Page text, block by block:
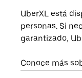
UberXL está
personas. Si
garantizado,
Conoce más